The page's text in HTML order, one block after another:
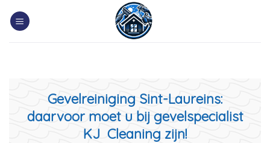
Gevelreiniging Sint-Laureins:
daarvoor moet u bij gevelspecialist
KJ Cleaning zijn!